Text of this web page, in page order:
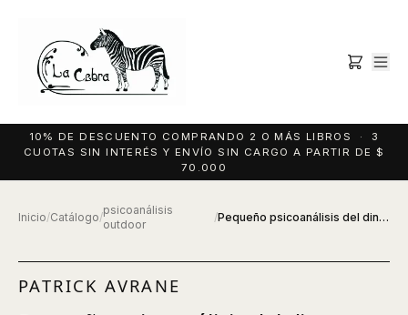
10% DE DESCUENTO COMPRANDO 2 O MÁS LIBROS · 3
CUOTAS SIN INTERÉS Y ENVÍO SIN CARGO A PARTIR DE $
70.000
Inicio/Catálogo/
psicoanálisis
outdoor
/ Pequeño psicoanálisis del dinero
PATRICK AVRANE